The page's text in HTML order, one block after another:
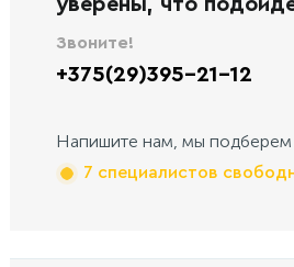
уверены, что
Звоните!
+375(29)395-21-12
Напишите нам, мы подберем
7 специалистов